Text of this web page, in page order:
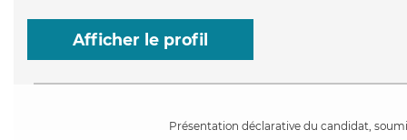
Afficher le profil
Présentation déclarative du candidat,